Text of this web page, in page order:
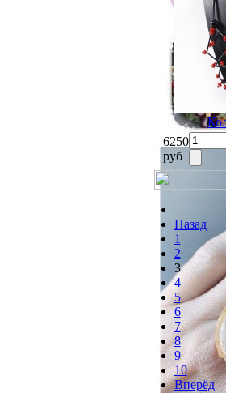
6250
руб
Назад
1
2
3
4
5
6
7
8
9
10
Вперёд